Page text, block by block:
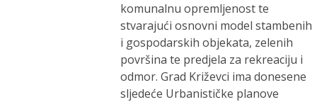
komunalnu opremljenost te
stvarajući osnovni model stambenih
i gospodarskih objekata, zelenih
površina te predjela za rekreaciju i
odmor. Grad Križevci ima donesene
sljedeće Urbanističke planove